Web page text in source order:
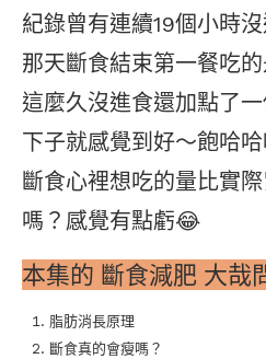
紀錄曾有連續19個小時
那天斷食結束第一餐吃
這麼久沒進食還加點了
下子就感覺到好～飽哈
斷食心裡想吃的量比實
嗎？感覺有點虧😂
本集的 斷食減肥 大哉
脂肪消長原理
斷食真的會瘦嗎？